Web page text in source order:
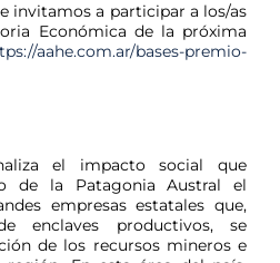
invitamos a participar a los/as
Económica de la próxima
aahe.com.ar/bases-premio-
el impacto social que
de la Patagonia Austral el
empresas estatales que,
enclaves productivos, se
de los recursos mineros e